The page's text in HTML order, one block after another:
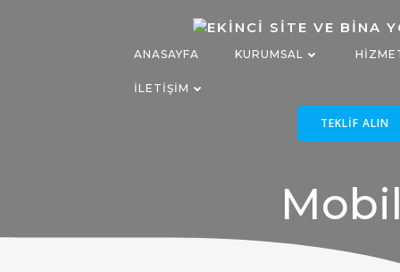
ANASAYFA KURUMSAL
İLETIŞIM
TEKLIF ALIN
Mobil